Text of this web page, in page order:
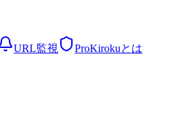
URL監視 ProKirokuとは